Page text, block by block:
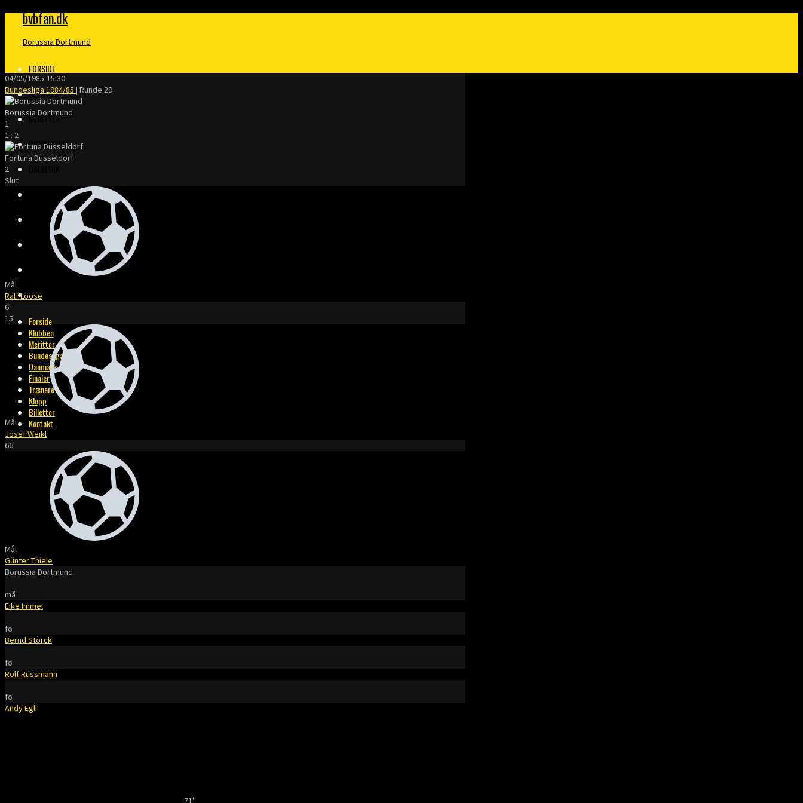
bvbfan.dk
Borussia Dortmund
FORSIDE
KLUBBEN
MERITTER
BUNDESLIGA
TRÆNERE
KONTAKT
Forside
Klubben
Meritter
Bundesliga
Danmark
Finaler
Trænere
Klopp
Billetter
Kontakt
04/05/1985-15:30
Bundesliga 1984/85 | Runde 29
Borussia Dortmund
1
1 : 2
Fortuna Düsseldorf
2
Slut
Mål
Ralf Loose
6'
15'
Mål
Josef Weikl
66'
Mål
Günter Thiele
Borussia Dortmund
må
Eike Immel
fo
Bernd Storck
fo
Rolf Rüssmann
fo
Andy Egli
71'